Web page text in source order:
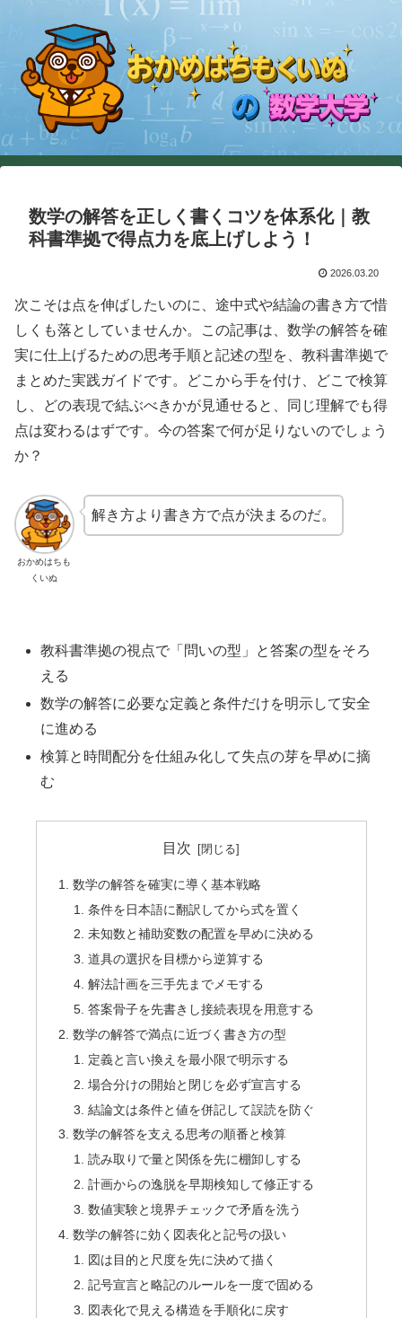
数学の解答を正しく書くコツを体系化｜教
科書準拠で得点力を底上げしよう！
2026.03.20
次こそは点を伸ばしたいのに、途中式や結論の書き方で惜
しくも落としていませんか。この記事は、数学の解答を確
実に仕上げるための思考手順と記述の型を、教科書準拠で
まとめた実践ガイドです。どこから手を付け、どこで検算
し、どの表現で結ぶべきかが見通せると、同じ理解でも得
点は変わるはずです。今の答案で何が足りないのでしょう
か？
おかめはちも
くいぬ
解き方より書き方で点が決まるのだ。
教科書準拠の視点で「問いの型」と答案の型をそろ
える
数学の解答に必要な定義と条件だけを明示して安全
に進める
検算と時間配分を仕組み化して失点の芽を早めに摘
む
目次
数学の解答を確実に導く基本戦略
条件を日本語に翻訳してから式を置く
未知数と補助変数の配置を早めに決める
道具の選択を目標から逆算する
解法計画を三手先までメモする
答案骨子を先書きし接続表現を用意する
数学の解答で満点に近づく書き方の型
定義と言い換えを最小限で明示する
場合分けの開始と閉じを必ず宣言する
結論文は条件と値を併記して誤読を防ぐ
数学の解答を支える思考の順番と検算
読み取りで量と関係を先に棚卸しする
計画からの逸脱を早期検知して修正する
数値実験と境界チェックで矛盾を洗う
数学の解答に効く図表化と記号の扱い
図は目的と尺度を先に決めて描く
記号宣言と略記のルールを一度で固める
図表化で見える構造を手順化に戻す